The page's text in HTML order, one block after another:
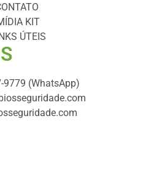
KIT
ÚTEIS
9779 (WhatsApp)